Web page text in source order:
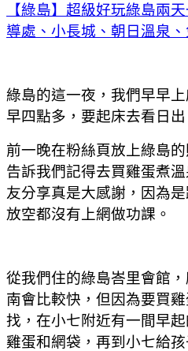
【綠島】超級好玩綠島兩
導處、小長城、朝日溫泉
綠島的這一夜，我們早早
早四點多，要起床去看日出
前一晚在粉絲頁放上綠島
告訴我們記得去買雞蛋煮
友分享真是大感謝，因為
放空都沒有上網做功課。
從我們住的綠島峇里會館
南會比較快，但因為要買
找，在小七附近有一間早
雞蛋和網袋，再到小七給